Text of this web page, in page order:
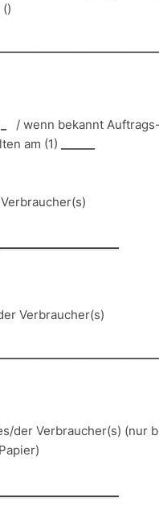
()
/ wenn bekannt
am (1)
Verbraucher(s)
der Verbraucher(s) (nur